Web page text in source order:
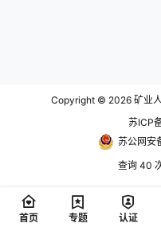
Copyright © 2026 矿业
苏ICP
苏公网安
查询 40
首页 专题 认证